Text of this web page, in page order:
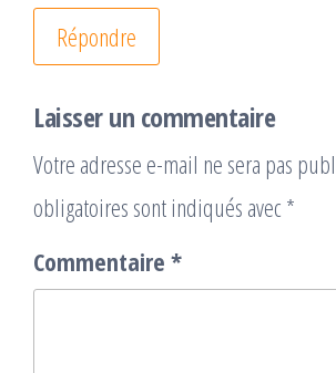
Répondre
Laisser un commentaire
Votre adresse e-mail ne sera pas
obligatoires sont indiqués avec *
Commentaire *